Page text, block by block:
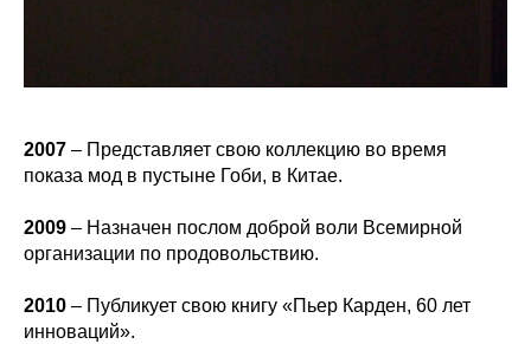
2007 – Представляет свою коллекцию во время
показа мод в пустыне Гоби, в Китае.
2009 – Назначен послом доброй воли Всемирной
организации по продовольствию.
2010 – Публикует свою книгу «Пьер Карден, 60 лет
инноваций».